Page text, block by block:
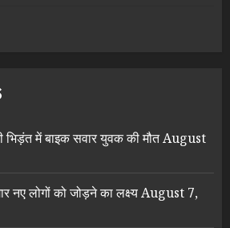
में बाइक सवार युवक की मौतAugust
नए लोगों को जोड़ने का लक्ष्यAugust 7,